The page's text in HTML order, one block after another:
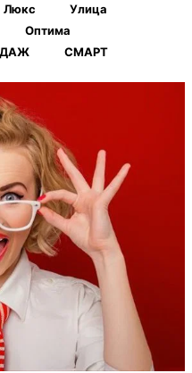
Люкс
Улица
Оптима
СМАРТ